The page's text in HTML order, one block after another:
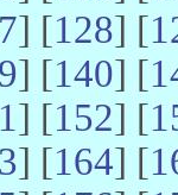
] [128] [
] [140] [
] [152] [
] [164] [